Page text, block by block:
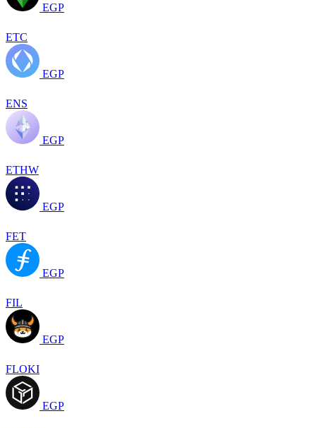
EGP
ETC
EGP
ENS
EGP
ETHW
EGP
FET
EGP
FIL
EGP
FLOKI
EGP